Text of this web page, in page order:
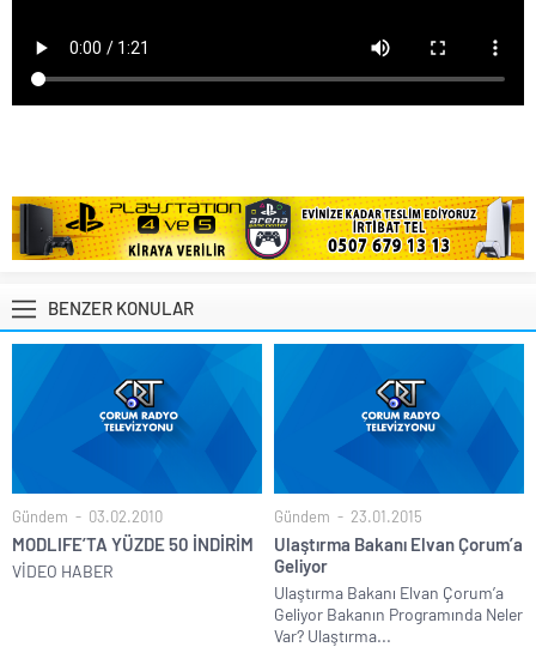
BENZER KONULAR
Gündem 03.02.2010
MODLIFE’TA YÜZDE 50 İNDİRİM
VİDEO HABER
Gündem 23.01.2015
Ulaştırma Bakanı Elvan Çorum’a
Geliyor
Ulaştırma Bakanı Elvan Çorum’a
Geliyor Bakanın Programında Neler
Var? Ulaştırma...